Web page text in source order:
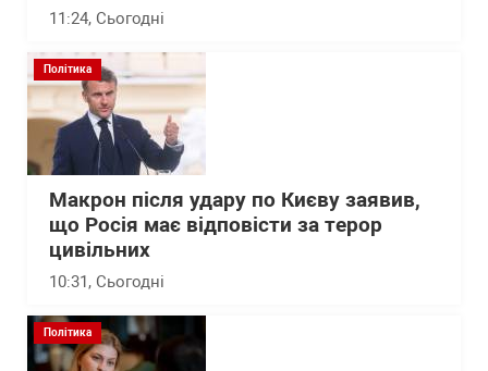
11:24, Сьогодні
Політика
Макрон після удару по Києву заявив,
що Росія має відповісти за терор
цивільних
10:31, Сьогодні
Політика